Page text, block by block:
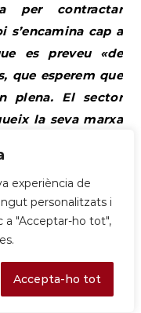
experiència de
personalitzats i
a "Acceptar-ho tot",
Accepta-ho tot
per contractar
s’encamina cap a
es preveu «de
que esperem que
plena. El sector
la seva marxa
esgota
públics,
€ a un forat de
passa per la
que, per Sant
saps preparar